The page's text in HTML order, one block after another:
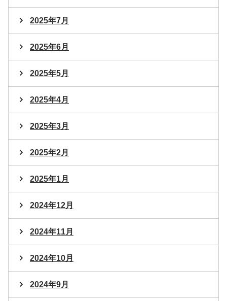
2025年7月
2025年6月
2025年5月
2025年4月
2025年3月
2025年2月
2025年1月
2024年12月
2024年11月
2024年10月
2024年9月